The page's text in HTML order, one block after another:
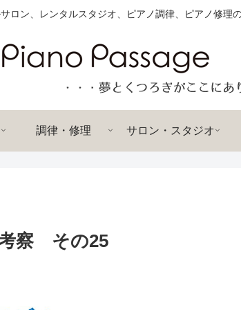
ロン、レンタルスタジオ、ピアノ調律、ピアノ修理
調律・修理 サロン・スタジオ
考察 その25